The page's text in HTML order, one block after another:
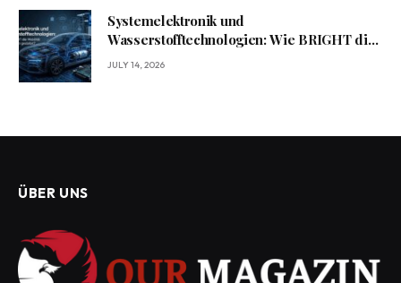
Systemelektronik und
Wasserstofftechnologien: Wie BRIGHT die
Mobilität von morgen gestaltet?
JULY 14, 2026
ÜBER UNS